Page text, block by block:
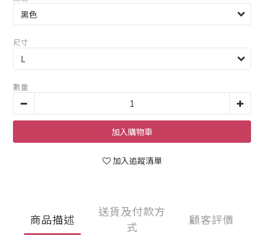
尺寸
數量
加入購物車
加入追蹤清單
商品描述
送貨及付款方
式
顧客評價